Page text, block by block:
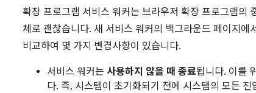
확장 프로그램 서비스 워커는 브라우저 확장 프로그램의
체로 괜찮습니다. 새 서비스 워커의 백그라운드 페이지
비교하여 몇 가지 변경사항이 있습니다.
서비스 워커는 사용하지 않을 때 종료됩니다. 이를
다. 즉, 시스템이 초기화되기 전에 시스템의 모든